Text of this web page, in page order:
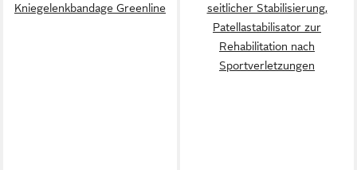
Kniegelenkbandage Greenline
seitlicher Stabilisierung,
Patellastabilisator zur
Rehabilitation nach
Sportverletzungen